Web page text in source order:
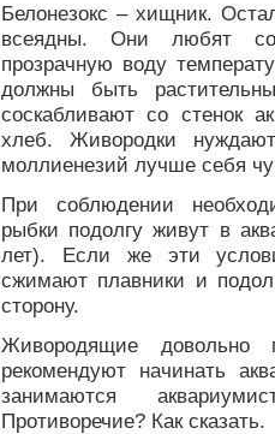
Белонезокс – хищник.
всеядны. Они любят
прозрачную воду
должны быть
соскабливают со стенок
хлеб. Живородки
моллиенезий лучше себя
При соблюдении
рыбки подолгу живут в
лет). Если же эти
сжимают плавники и
сторону.
Живородящие
рекомендуют начинать
занимаются
Противоречие? Как сказать.